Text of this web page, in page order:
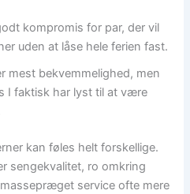
kompromis for par, der vil
uden at låse hele ferien fast.
mest bekvemmelighed, men
I faktisk har lyst til at være
kan føles helt forskellige.
sengekvalitet, ro omkring
service ofte mere